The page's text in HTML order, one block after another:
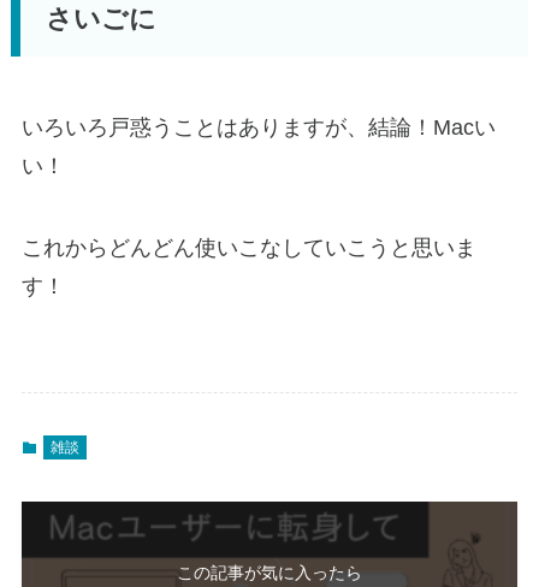
さいごに
いろいろ戸惑うことはありますが、結論！Macい
い！
これからどんどん使いこなしていこうと思いま
す！
雑談
この記事が気に入ったら